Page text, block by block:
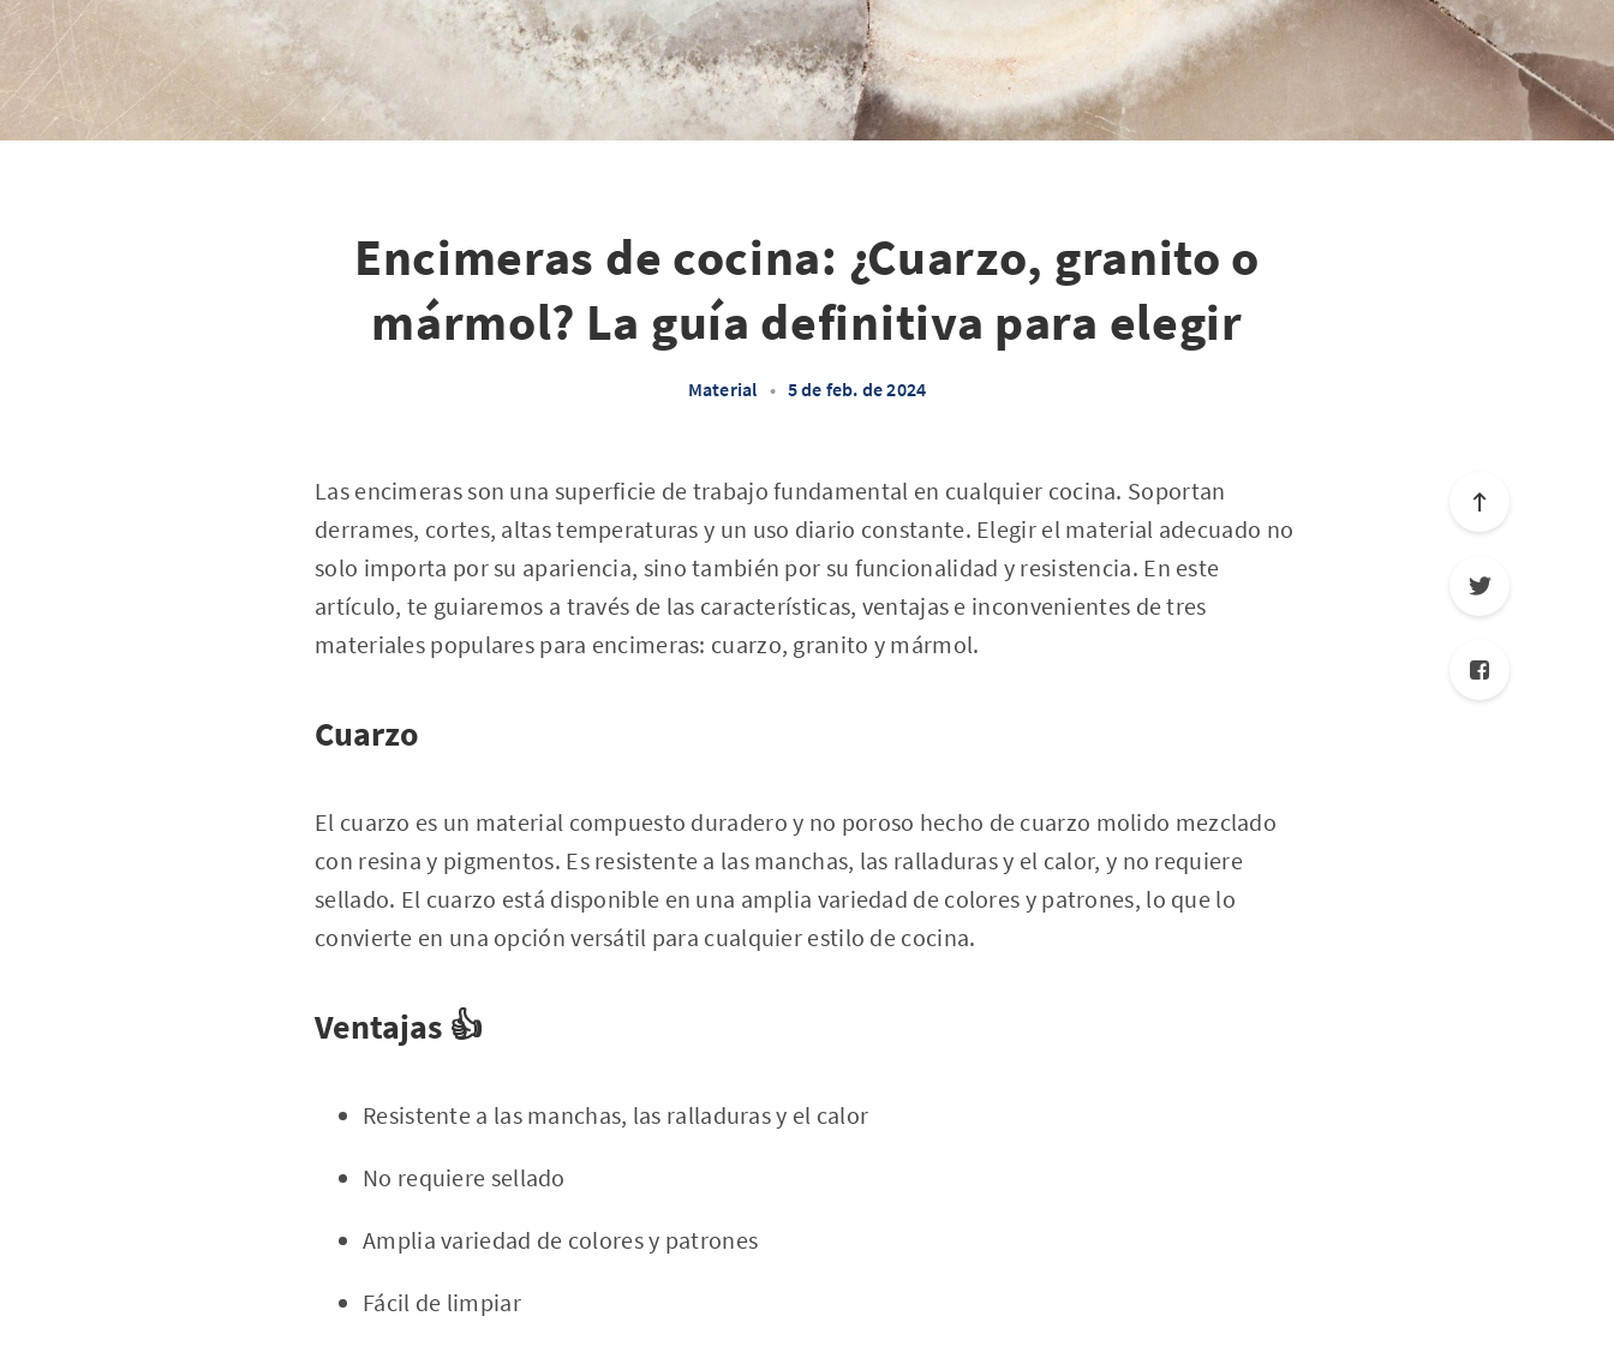
Encimeras de cocina: ¿Cuarzo, granito o
mármol? La guía definitiva para elegir
Material • 5 de feb. de 2024
Las encimeras son una superficie de trabajo fundamental en cualquier cocina. Soportan
derrames, cortes, altas temperaturas y un uso diario constante. Elegir el material adecuado no
solo importa por su apariencia, sino también por su funcionalidad y resistencia. En este
artículo, te guiaremos a través de las características, ventajas e inconvenientes de tres
materiales populares para encimeras: cuarzo, granito y mármol.
Cuarzo
El cuarzo es un material compuesto duradero y no poroso hecho de cuarzo molido mezclado
con resina y pigmentos. Es resistente a las manchas, las ralladuras y el calor, y no requiere
sellado. El cuarzo está disponible en una amplia variedad de colores y patrones, lo que lo
convierte en una opción versátil para cualquier estilo de cocina.
Ventajas 👍
Resistente a las manchas, las ralladuras y el calor
No requiere sellado
Amplia variedad de colores y patrones
Fácil de limpiar